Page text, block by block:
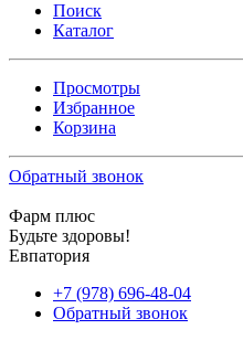
Поиск
Каталог
Просмотры
Избранное
Корзина
Обратный звонок
Фарм плюс
Будьте здоровы!
Евпатория
+7 (978) 696-48-04
Обратный звонок